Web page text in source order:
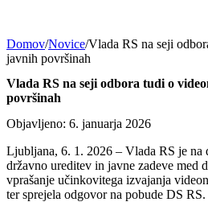
Domov/Novice/Vlada RS na seji
javnih površinah
Vlada RS na seji odbora tudi o
površinah
Objavljeno: 6. januarja 2026
Ljubljana, 6. 1. 2026 – Vlada RS je na
državno ureditev in javne zadeve med
vprašanje učinkovitega izvajanja
ter sprejela odgovor na pobude DS RS.